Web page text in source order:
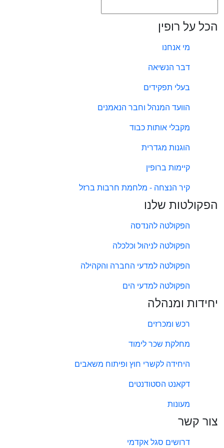
הכל על רופין
מי אנחנו
דבר הנשיאה
בעלי תפקידים
הוועד המנהל וחבר הנאמנים
מקבלי אותות כבוד
הוגנות מגדרית
קיימות ברופין
קיר הנצחה - מלחמת חרבות ברזל
הפקולטות שלנו
הפקולטה להנדסה
הפקולטה לניהול וכלכלה
הפקולטה למדעי החברה והקהילה
הפקולטה למדעי הים
יחידות ומנהלה
רכש ומכרזים
מחלקת שכר לימוד
היחידה לקשרי חוץ ופיתוח משאבים
דקאנט הסטודנטים
מעונות
צור קשר
דרושים סגל אקדמי